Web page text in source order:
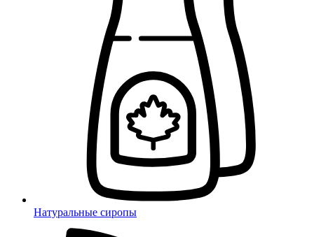
Натуральные сиропы